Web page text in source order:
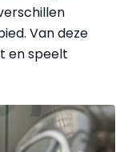
Van deze
en speelt